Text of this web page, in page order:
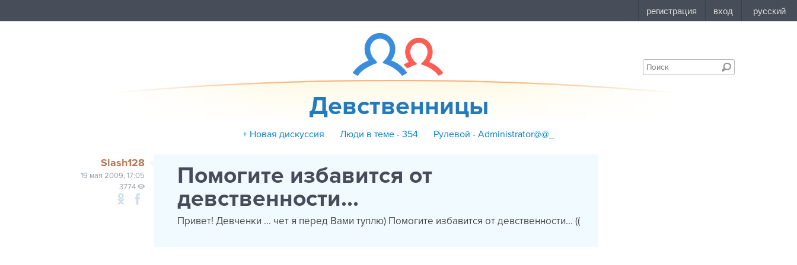
Девственницы
+ Новая дискуссия Люди в теме - 354 Рулевой - Administrator@@_
Slash128
19 мая 2009, 17:05
3774
Помогите избавится от
девственности...
Привет! Девченки ... чет я перед Вами туплю) Помогите избавится от девственности... ((